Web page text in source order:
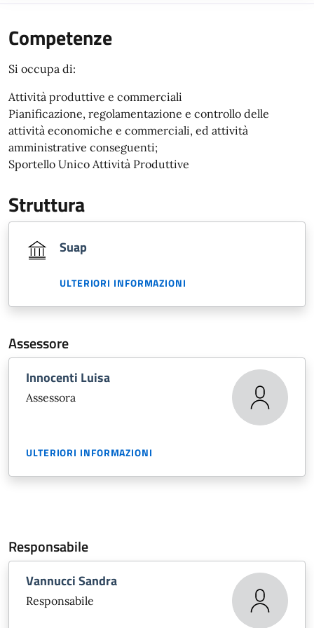
Competenze
Si occupa di:
Attività produttive e commerciali
Pianificazione, regolamentazione e controllo delle
attività economiche e commerciali, ed attività
amministrative conseguenti;
Sportello Unico Attività Produttive
Struttura
Suap
ULTERIORI INFORMAZIONI
Assessore
Innocenti Luisa
Assessora
ULTERIORI INFORMAZIONI
Responsabile
Vannucci Sandra
Responsabile